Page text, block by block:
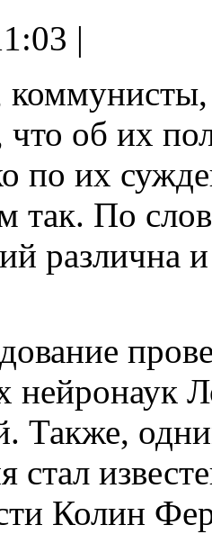
|
что об их
по их
так. По
различна
нейронаук
Также,
стал
Колин